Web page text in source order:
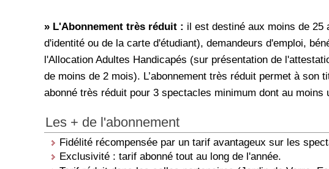
» L'Abonnement très réduit : il est destiné aux moins de 25
d'identité ou de la carte d'étudiant), demandeurs d'emploi,
l'Allocation Adultes Handicapés (sur présentation de
de moins de 2 mois). L’abonnement très réduit permet à son
abonné très réduit pour 3 spectacles minimum dont au moins
Les + de l'abonnement
Fidélité récompensée par un tarif avantageux sur les
Exclusivité : tarif abonné tout au long de l'année.